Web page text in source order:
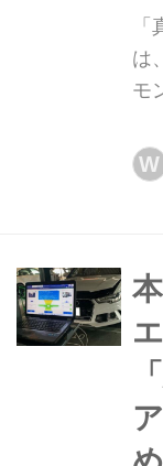
は
モ
時
で
れ
レ...
W